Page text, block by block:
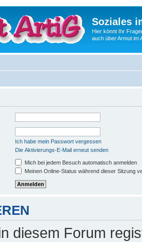
Soziales
Hier könnt Ihr
auch über Armut im
Ich habe mein Passwort vergessen
Die Aktivierungs-E-Mail erneut senden
Mich bei jedem Besuch automatisch anmelden
Meinen Online-Status während dieser Sitzung
diesem Forum